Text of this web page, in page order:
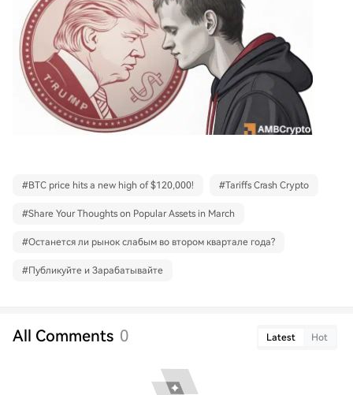
#BTC price hits a new high of $120,000! #Tariffs Crash Crypto
#Share Your Thoughts on Popular Assets in March
#Останется ли рынок слабым во втором квартале года?
#Публикуйте и Зарабатывайте
All Comments 0 Latest Hot